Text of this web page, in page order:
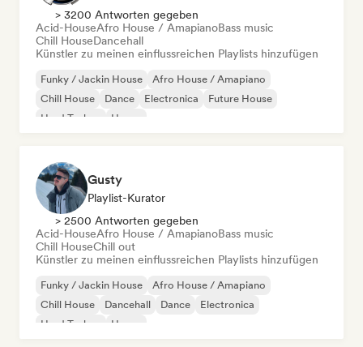
> 3200 Antworten gegeben
Acid-HouseAfro House / AmapianoBass music
Chill HouseDancehall
Künstler zu meinen einflussreichen Playlists hinzufügen
Funky / Jackin House
Afro House / Amapiano
Chill House
Dance Electronica
Future House
Hard Techno
House
Gusty
Playlist-Kurator
> 2500 Antworten gegeben
Acid-HouseAfro House / AmapianoBass music
Chill HouseChill out
Künstler zu meinen einflussreichen Playlists hinzufügen
Funky / Jackin House
Afro House / Amapiano
Chill House
Dancehall Dance
Electronica
Hard Techno
House